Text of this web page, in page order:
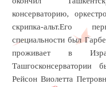
консерваторию,
скрипка-альт.Его
специальности был
проживает в
Ташгосконсерватории
Рейсон Виолетта